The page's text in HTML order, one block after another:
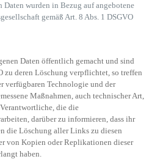
Daten wurden in Bezug auf angebotene
gemäß Art. 8 Abs. 1 DSGVO
Daten öffentlich gemacht und sind
zu deren Löschung verpflichtet, so treffen
verfügbaren Technologie und der
Maßnahmen, auch technischer Art,
die die
darüber zu informieren, dass ihr
die Löschung aller Links zu diesen
von Kopien oder Replikationen dieser
haben.